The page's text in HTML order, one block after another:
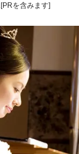
[PRを含みます]